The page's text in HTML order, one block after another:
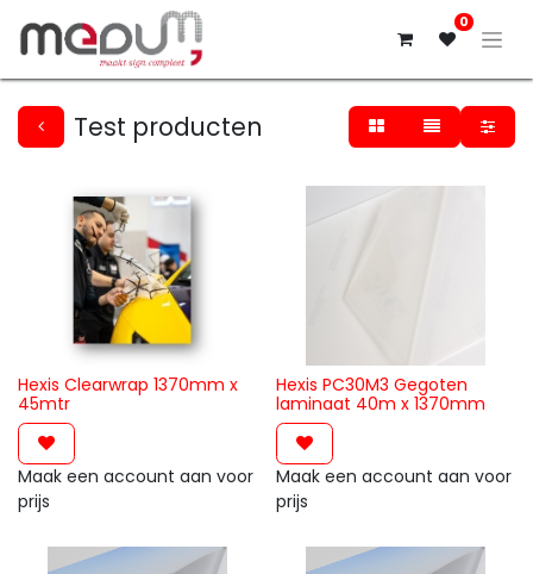
0
Test producten
Hexis Clearwrap 1370mm x
45mtr
Maak een account aan voor
prijs
Hexis PC30M3 Gegoten
laminaat 40m x 1370mm
Maak een account aan voor
prijs